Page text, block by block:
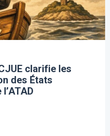
clarifie les
des États